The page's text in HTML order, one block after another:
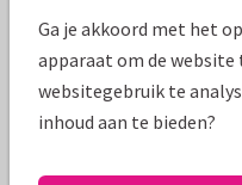
Specificaties bij deze kaart
Papiersoort: Kies uit
Ga je akkoord met het
apparaat om de
websitegebruik te
inhoud aan te bieden?